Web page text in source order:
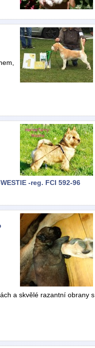
-reg. FCI 592-96
a skvělé razantní obrany s